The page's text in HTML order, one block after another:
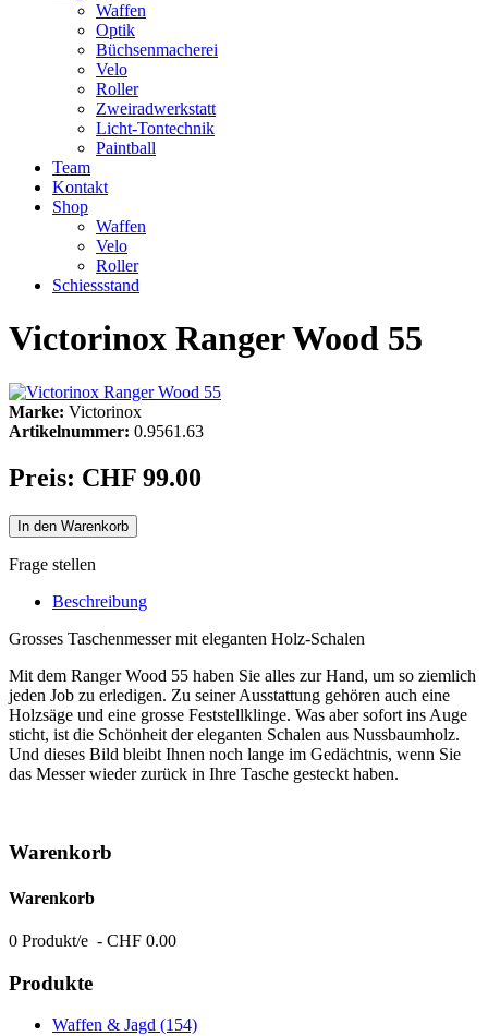
Waffen
Optik
Büchsenmacherei
Velo
Roller
Zweiradwerkstatt
Licht-Tontechnik
Paintball
Team
Kontakt
Shop
Waffen
Velo
Roller
Schiessstand
Victorinox Ranger Wood 55
Marke: Victorinox
Artikelnummer: 0.9561.63
Preis: CHF 99.00
In den Warenkorb
Frage stellen
Beschreibung
Grosses Taschenmesser mit eleganten Holz-Schalen
Mit dem Ranger Wood 55 haben Sie alles zur Hand, um so ziemlich
jeden Job zu erledigen. Zu seiner Ausstattung gehören auch eine
Holzsäge und eine grosse Feststellklinge. Was aber sofort ins Auge
sticht, ist die Schönheit der eleganten Schalen aus Nussbaumholz.
Und dieses Bild bleibt Ihnen noch lange im Gedächtnis, wenn Sie
das Messer wieder zurück in Ihre Tasche gesteckt haben.
Warenkorb
Warenkorb
0 Produkt/e - CHF 0.00
Produkte
Waffen & Jagd (154)